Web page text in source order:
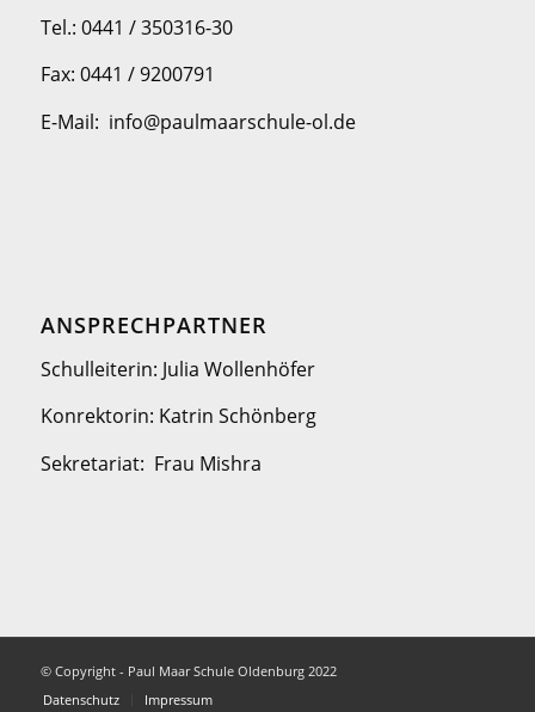
Tel.: 0441 / 350316-30
Fax: 0441 / 9200791
E-Mail: info@paulmaarschule-ol.de
ANSPRECHPARTNER
Schulleiterin: Julia Wollenhöfer
Konrektorin: Katrin Schönberg
Sekretariat: Frau Mishra
© Copyright - Paul Maar Schule Oldenburg 2022
Datenschutz
Impressum